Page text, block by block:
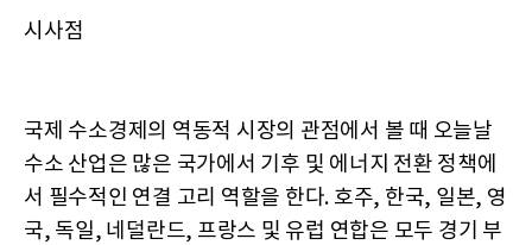
시사점
국제 수소경제의 역동적 시장의 관점에서 볼 때 오늘날
수소 산업은 많은 국가에서 기후 및 에너지 전환 정책에
서 필수적인 연결 고리 역할을 한다. 호주, 한국, 일본, 영
국, 독일, 네덜란드, 프랑스 및 유럽 연합은 모두 경기 부